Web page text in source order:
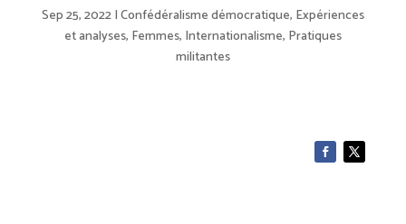
Sep 25, 2022 Confédéralisme démocratique, Expériences
et analyses, Femmes, Internationalisme, Pratiques
militantes